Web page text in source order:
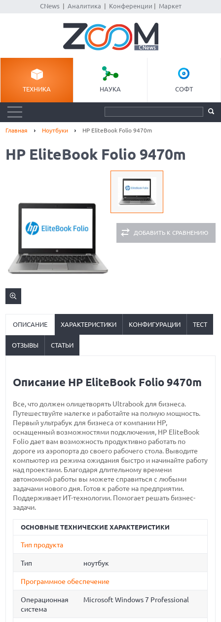
CNews| Аналитика Конференции Маркет
ТЕХНИКА НАУКА СОФТ
Главная Ноутбуки HP EliteBook Folio 9470m
HP EliteBook Folio 9470m
ДОБАВИТЬ К СРАВНЕНИЮ
ОПИСАНИЕ ХАРАКТЕРИСТИКИ КОНФИГУРАЦИИ ТЕСТ
ОТЗЫВЫ СТАТЬИ
Описание HP EliteBook Folio 9470m
Все, что должен олицетворять Ultrabook для бизнеса.
Путешествуйте налегке и работайте на полную мощность.
Первый ультрабук для бизнеса от компании HP,
оснащенный возможностями подключения, HP EliteBook
Folio дает вам возможность продуктивно работать по
дороге из аэропорта до своего рабочего стола. Выводите
компьютер из режима ожидания быстро и начинайте работу
над проектами. Благодаря длительному времени
автономной работы вы можете справиться с любыми
задачами нового дня. Готов к работе на предприятии.
Поддерживает ИТ-технологии. Помогает решать бизнес-
задачи.
ОСНОВНЫЕ ТЕХНИЧЕСКИЕ ХАРАКТЕРИСТИКИ
Тип продукта
Тип ноутбук
Программное обеспечение
Операционная
система
Microsoft Windows 7 Professional